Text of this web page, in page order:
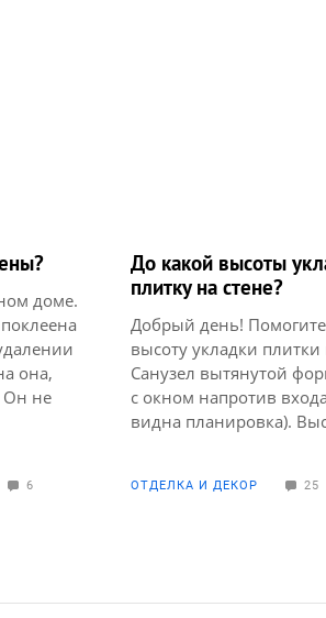
доме.
она,
Он не
6
До какой высоты
плитку на стене?
Добрый день!
высоту укладки плитки
Санузел вытянутой
с окном напротив
видна планировка).
остановиться, чтобы
ОТДЕЛКА И ДЕКОР 25